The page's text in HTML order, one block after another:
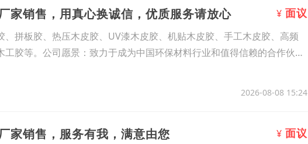
家销售，用真心换诚信，优质服务请放心 ¥ 面议
、拼板胶、热压木皮胶、UV漆木皮胶、机贴木皮胶、手工木皮胶、高频
工胶等。公司愿景：致力于成为中国环保材料行业和值得信赖的合作伙
2026-08-08 15:24
家销售，服务有我，满意由您 ¥ 面议